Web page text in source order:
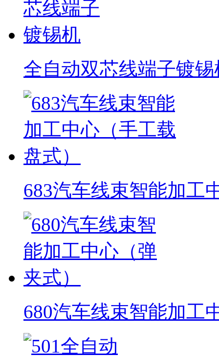
全自动双芯线端子镀锡
683汽车线束智能加工
680汽车线束智能加工